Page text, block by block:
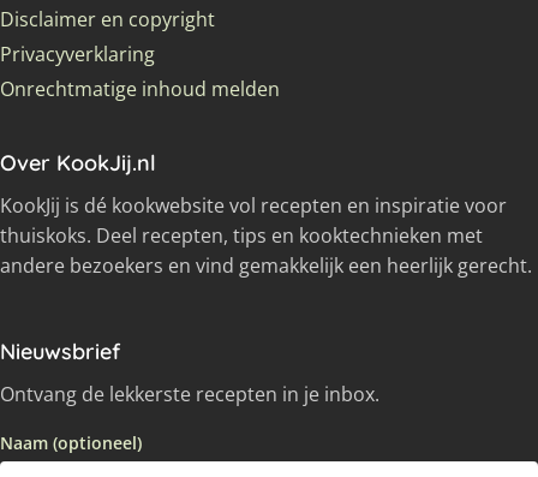
Disclaimer en copyright
Privacyverklaring
Onrechtmatige inhoud melden
Over KookJij.nl
KookJij is dé kookwebsite vol recepten en inspiratie voor
thuiskoks. Deel recepten, tips en kooktechnieken met
andere bezoekers en vind gemakkelijk een heerlijk gerecht.
Nieuwsbrief
Ontvang de lekkerste recepten in je inbox.
Naam (optioneel)